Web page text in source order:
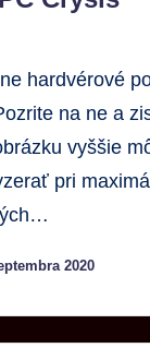
hardvérové
na ne a
vyššie
pri
2020